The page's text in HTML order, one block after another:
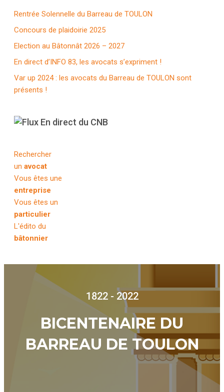
Rentrée Solennelle du Barreau de TOULON
Concours de plaidoirie 2025
Election au Bâtonnât 2026 – 2027
En direct d’INFO 83, les avocats s’expriment !
Var up 2024 : les avocats du Barreau de TOULON sont
présents !
En direct du CNB
Rechercher
un avocat
Vous êtes une
entreprise
Vous êtes un
particulier
L'édito du
bâtonnier
1822 - 2022
BICENTENAIRE DU
BARREAU DE TOULON